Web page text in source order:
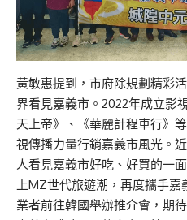
黃敏惠提到，市府除規劃精彩
界看見嘉義市。2022年成立影
天上帝》、《華麗計程車行》
視傳播力量行銷嘉義市風光。
人看見嘉義市好吃、好買的一
上MZ世代旅遊潮，再度攜手
業者前往韓國舉辦推介會，期